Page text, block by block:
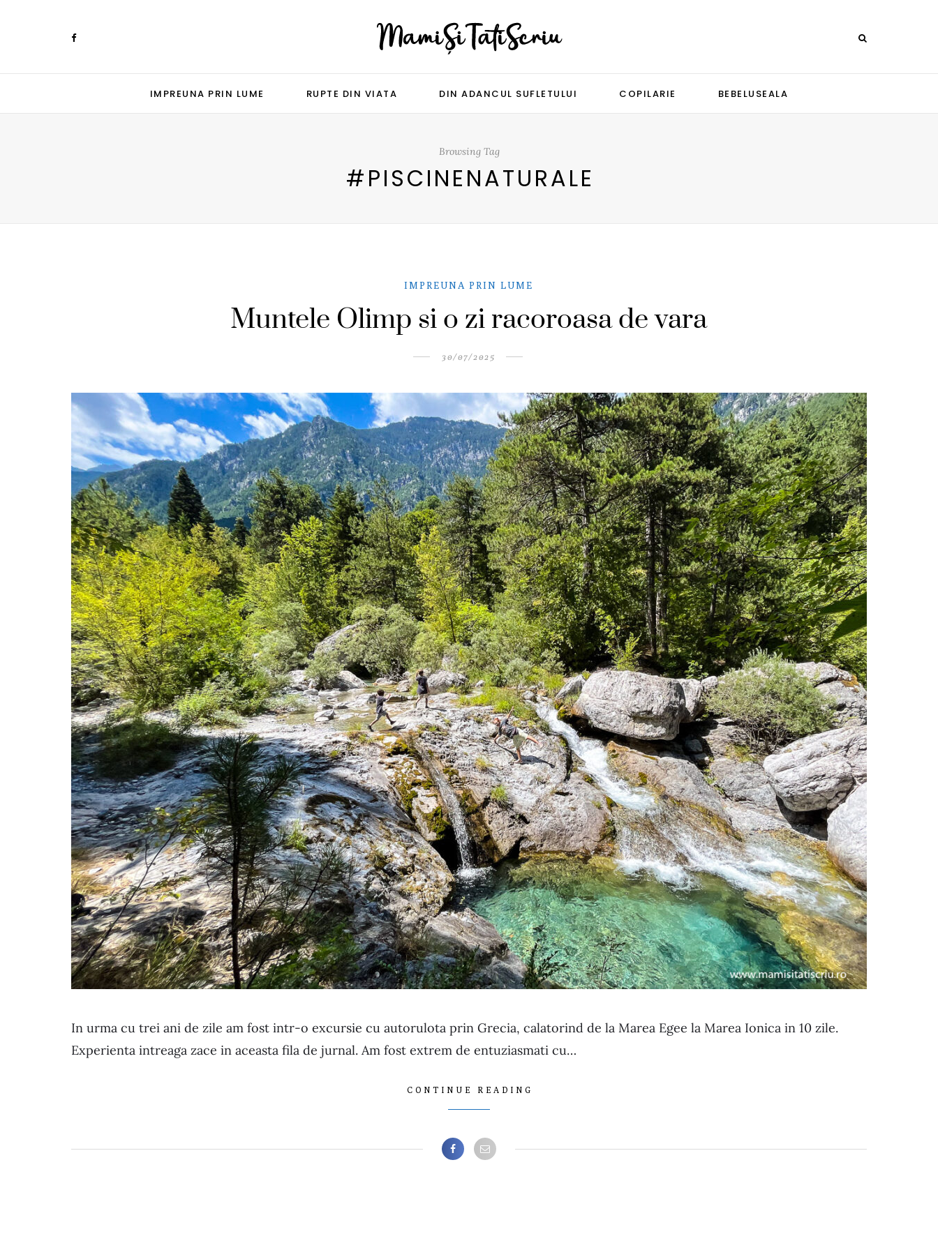
IMPREUNA PRIN LUME RUPTE DIN VIATA DIN ADANCUL SUFLETULUI COPILARIE BEBELUSEALA
Browsing Tag
#PISCINENATURALE
IMPREUNA PRIN LUME
Muntele Olimp si o zi racoroasa de vara
30/07/2025
In urma cu trei ani de zile am fost intr-o excursie cu autorulota prin Grecia, calatorind de la Marea Egee la Marea Ionica in 10 zile.
Experienta intreaga zace in aceasta fila de jurnal. Am fost extrem de entuziasmati cu…
CONTINUE READING